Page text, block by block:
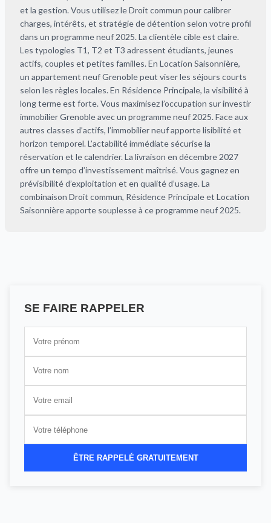
et la gestion. Vous utilisez le Droit commun pour calibrer
charges, intérêts, et stratégie de détention selon votre profil
dans un programme neuf 2025. La clientèle cible est claire.
Les typologies T1, T2 et T3 adressent étudiants, jeunes
actifs, couples et petites familles. En Location Saisonnière,
un appartement neuf Grenoble peut viser les séjours courts
selon les règles locales. En Résidence Principale, la visibilité à
long terme est forte. Vous maximisez l’occupation sur investir
immobilier Grenoble avec un programme neuf 2025. Face aux
autres classes d’actifs, l’immobilier neuf apporte lisibilité et
horizon temporel. L’actabilité immédiate sécurise la
réservation et le calendrier. La livraison en décembre 2027
offre un tempo d’investissement maîtrisé. Vous gagnez en
prévisibilité d’exploitation et en qualité d’usage. La
combinaison Droit commun, Résidence Principale et Location
Saisonnière apporte souplesse à ce programme neuf 2025.
SE FAIRE RAPPELER
ÊTRE RAPPELÉ GRATUITEMENT